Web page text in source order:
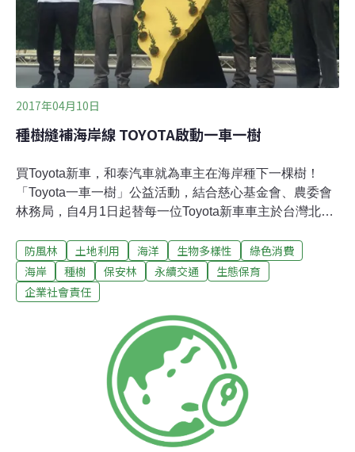
高的類群。保育類的黑翅鳶與小燕鷗也在該處棲
2017年04月10日
種樹縫補海岸線 TOYOTA啟動一車一樹
買Toyota新車，和泰汽車就為車主在海岸種下一棵樹！
「Toyota一車一樹」公益活動，結合慈心基金會、農委會
林務局，自4月1日起替每一位Toyota新車車主於台灣北、
樹，營造31公頃的海岸林，保護台灣美麗海岸線。和泰於
7日召開「一車一樹」記者會，當天由慈心基金會百人志
工，在新北市萬里區的大鵬段海岸植樹造林，預定栽植2.5
公頃、種下草海桐及黃槿500棵，以此開展守護海岸的使
命。和泰為何要為車主植樹？總經理蘇純興表示，電影
《看見台灣》看到台灣海岸現況令人震驚，依據地質研究
所調查，過去30年，海岸線內縮超過500公尺，影響居住
安全以及整體生態環境；這項計畫期待喚起社會大眾對於
台灣海岸線流失的關切。蘇純興說，汽車排放二氧化碳，
對環境造成傷害，和泰汽車因此尋求補償方式；多年來苦
無植樹造林機會，此次透過慈心有機農業發展基金會志工
防風林 土地利用 海洋 生物多樣性
綠色消費
海岸
種樹 保安林 永續交通
生態保育
企業社會責任